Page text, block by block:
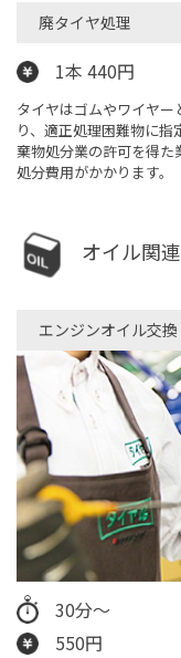
廃タイヤ処理
1本 440円
タイヤはゴムやワイヤ
り、適正処理困難物に
棄物処分業の許可を得た
処分費用がかかります。
オイル関
エンジンオイル交換
30分〜
550円